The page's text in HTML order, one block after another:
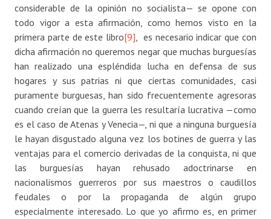
considerable de la opinión no socialista— se opone con
todo vigor a esta afirmación, como hemos visto en la
primera parte de este libro[9] , es necesario indicar que con
dicha afirmación no queremos negar que muchas burguesías
han realizado una espléndida lucha en defensa de sus
hogares y sus patrias ni que ciertas comunidades, casi
puramente burguesas, han sido frecuentemente agresoras
cuando creían que la guerra les resultaría lucrativa —como
es el caso de Atenas y Venecia—, ni que a ninguna burguesía
le hayan disgustado alguna vez los botines de guerra y las
ventajas para el comercio derivadas de la conquista, ni que
las burguesías hayan rehusado adoctrinarse en
nacionalismos guerreros por sus maestros o caudillos
feudales o por la propaganda de algún grupo
especialmente interesado. Lo que yo afirmo es, en primer